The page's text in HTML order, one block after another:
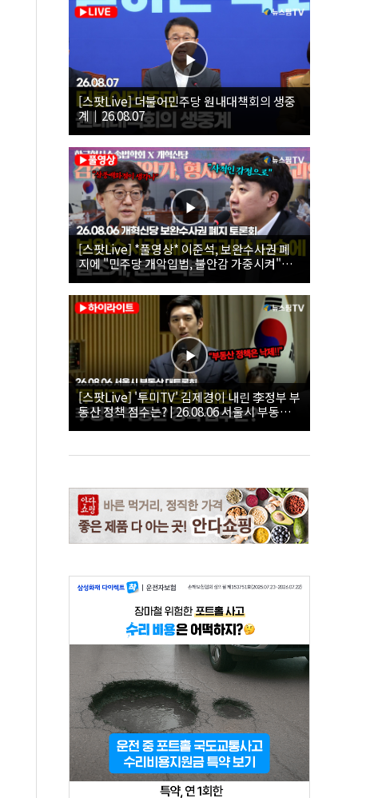
[스팟Live] 더불어민주당 원내대책회의 생중
계｜26.08.07
[스팟Live] *풀영상* 이준석, 보완수사권 폐
지에 "민주당 개악입법, 불안감 가중시켜"｜
26.08.06 개혁신당 보완수사권 폐지 토론회
[스팟Live] '투미TV' 김제경이 내린 李정부 부
동산 정책 점수는? | 26.08.06 서울시 부동산
대토론회